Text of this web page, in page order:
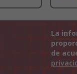
La
de